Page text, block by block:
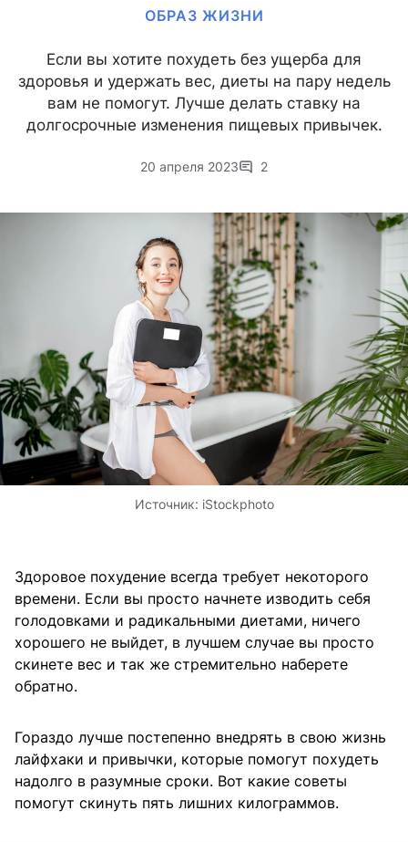
ОБРАЗ ЖИЗНИ
Если вы хотите похудеть без ущерба для
здоровья и удержать вес, диеты на пару недель
вам не помогут. Лучше делать ставку на
долгосрочные изменения пищевых привычек.
20 апреля 2023 2
Источник: iStockphoto
Здоровое похудение всегда требует некоторого
времени. Если вы просто начнете изводить себя
голодовками и радикальными диетами, ничего
хорошего не выйдет, в лучшем случае вы просто
скинете вес и так же стремительно наберете
обратно.
Гораздо лучше постепенно внедрять в свою жизнь
лайфхаки и привычки, которые помогут похудеть
надолго в разумные сроки. Вот какие советы
помогут скинуть пять лишних килограммов.